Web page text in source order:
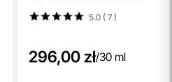
przeciwstarzeniowe,
5.0 ( 7)
296,00 zł/30 ml